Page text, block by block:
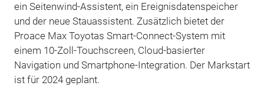
ein Seitenwind-Assistent, ein Ereignisdatenspeicher
und der neue Stauassistent. Zusätzlich bietet der
Proace Max Toyotas Smart-Connect-System mit
einem 10-Zoll-Touchscreen, Cloud-basierter
Navigation und Smartphone-Integration. Der Markstart
ist für 2024 geplant.